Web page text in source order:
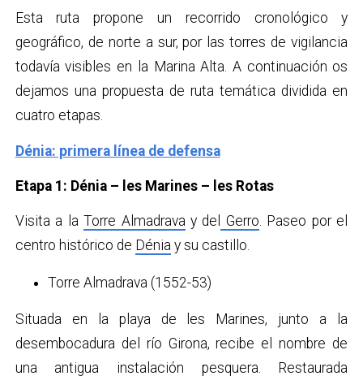
Esta ruta propone un recorrido cronológico y
geográfico, de norte a sur, por las torres de vigilancia
todavía visibles en la Marina Alta. A continuación os
dejamos una propuesta de ruta temática dividida en
cuatro etapas.
Dénia: primera línea de defensa
Etapa 1: Dénia – les Marines – les Rotas
Visita a laTorre Almadrava y del Gerro. Paseo por el
centro histórico de Dénia y su castillo.
Torre Almadrava (1552-53)
Situada en la playa de les Marines, junto a la
desembocadura del río Girona, recibe el nombre de
una antigua instalación pesquera. Restaurada